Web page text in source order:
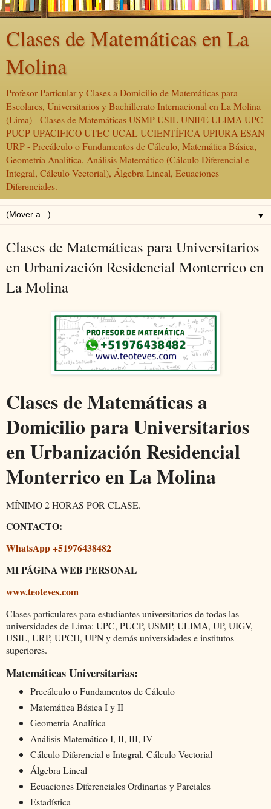
Clases de Matemáticas en La
Molina
Profesor Particular y Clases a Domicilio de Matemáticas para
Escolares, Universitarios y Bachillerato Internacional en La Molina
(Lima) - Clases de Matemáticas USMP USIL UNIFE ULIMA UPC
PUCP UPACIFICO UTEC UCAL UCIENTÍFICA UPIURA ESAN
URP - Precálculo o Fundamentos de Cálculo, Matemática Básica,
Geometría Analítica, Análisis Matemático (Cálculo Diferencial e
Integral, Cálculo Vectorial), Álgebra Lineal, Ecuaciones
Diferenciales.
▼
Clases de Matemáticas para Universitarios
en Urbanización Residencial Monterrico en
La Molina
Clases de Matemáticas a
Domicilio para Universitarios
en Urbanización Residencial
Monterrico en La Molina
MÍNIMO 2 HORAS POR CLASE.
CONTACTO:
WhatsApp +51976438482
MI PÁGINA WEB PERSONAL
www.teoteves.com
Clases particulares para estudiantes universitarios de todas las
universidades de Lima: UPC, PUCP, USMP, ULIMA, UP, UIGV,
USIL, URP, UPCH, UPN y demás universidades e institutos
superiores.
Matemáticas Universitarias:
Precálculo o Fundamentos de Cálculo
Matemática Básica I y II
Geometría Analítica
Análisis Matemático I, II, III, IV
Cálculo Diferencial e Integral, Cálculo Vectorial
Álgebra Lineal
Ecuaciones Diferenciales Ordinarias y Parciales
Estadística